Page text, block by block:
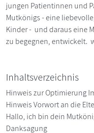
jungen Patientinnen und
Mutkönigs - eine
Kinder - und daraus eine
zu begegnen, entwickelt.
Inhaltsverzeichnis
Hinweis zur Optimierung
Hinweis Vorwort an die
Hallo, ich bin dein
Danksagung